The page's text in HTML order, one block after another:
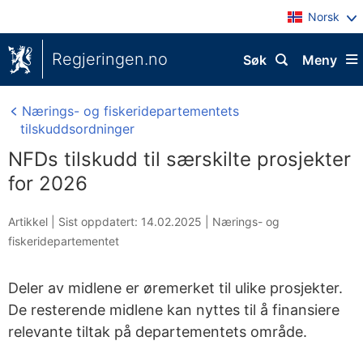
Norsk
Regjeringen.no Meny
Søk
Nærings- og fiskeridepartementets
tilskuddsordninger
NFDs tilskudd til særskilte prosjekter
for 2026
Artikkel | Sist oppdatert: 14.02.2025
Nærings- og
fiskeridepartementet
Deler av midlene er øremerket til ulike prosjekter.
De resterende midlene kan nyttes til å finansiere
relevante tiltak på departementets område.